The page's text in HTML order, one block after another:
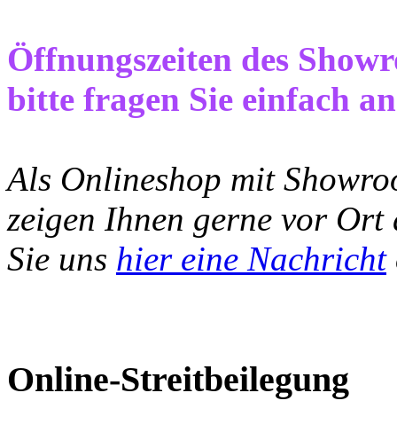
Öffnungszeiten des
bitte fragen Sie einfach
Als Onlineshop mit
zeigen Ihnen gerne vor Ort
Sie uns hier eine Nachricht
Online-Streitbeilegung